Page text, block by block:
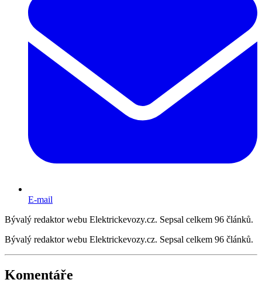
E-mail
Bývalý redaktor webu Elektrickevozy.cz. Sepsal celkem 96 článků.
Bývalý redaktor webu Elektrickevozy.cz. Sepsal celkem 96 článků.
Komentáře